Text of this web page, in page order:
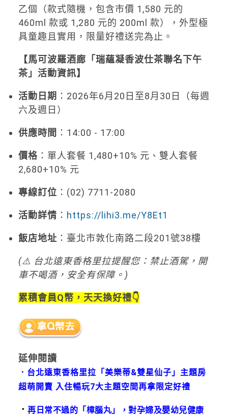
乙個（款式隨機，包含市價 1,580 元的
460ml 款或 1,280 元的 200ml 款），外型極
具童趣且實用，限量好禮送完為止。
【馬可波羅酒廊「瑞蘊凝香波仕茶聯名下午
茶」活動資訊】
活動日期 ：2026年6月20日至8月30日（每週
六及週日）
供應時間 ：14:00 - 17:00
價格：單人套餐 1,480+10% 元、雙人套餐
2,680+10% 元
專線訂位 ：(02) 7711-2080
活動詳情 ： https://lihi3.me/Y8Et1
飯店地址 ：臺北市敦化南路二段201號38樓
(⚠️ 台北遠東香格里拉提醒您：禁止酒駕，開
車不喝酒，安全有保障。)
累積會員Q幣，天天換好禮👇
延伸閱讀
．台北遠東香格里拉「美樂蒂&雙星仙子」主題房
超萌開賣 入住暢玩7大主題空間再拿限定好禮
．再日常不過的「樟腦丸」，對孕婦及嬰幼兒健康